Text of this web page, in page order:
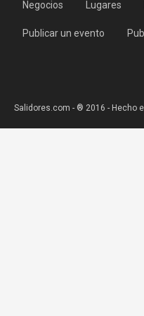
Negocios Lugares
Publicar un evento
Salidores.com - ® 2016 - Hecho